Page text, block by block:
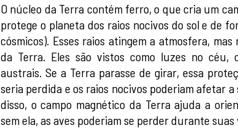
O núcleo da Terra contém ferro, o que cria um
protege o planeta dos raios nocivos do sol e de
cósmicos). Esses raios atingem a atmosfera,
da Terra. Eles são vistos como luzes no céu,
austrais. Se a Terra parasse de girar, essa
seria perdida e os raios nocivos poderiam afetar a
disso, o campo magnético da Terra ajuda a
sem ela, as aves poderiam se perder durante suas